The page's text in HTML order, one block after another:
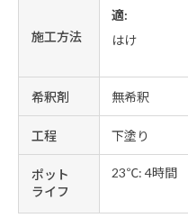
施工方法
適:
はけ
希釈剤 無希釈
工程 下塗り
ポット
ライフ
23℃: 4時間